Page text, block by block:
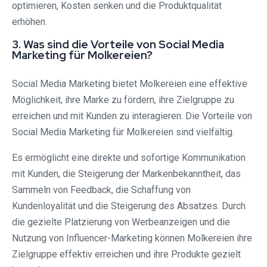
optimieren, Kosten senken und die Produktqualität
erhöhen.
3. Was sind die Vorteile von Social Media
Marketing für Molkereien?
Social Media Marketing bietet Molkereien eine effektive
Möglichkeit, ihre Marke zu fördern, ihre Zielgruppe zu
erreichen und mit Kunden zu interagieren. Die Vorteile von
Social Media Marketing für Molkereien sind vielfältig.
Es ermöglicht eine direkte und sofortige Kommunikation
mit Kunden, die Steigerung der Markenbekanntheit, das
Sammeln von Feedback, die Schaffung von
Kundenloyalität und die Steigerung des Absatzes. Durch
die gezielte Platzierung von Werbeanzeigen und die
Nutzung von Influencer-Marketing können Molkereien ihre
Zielgruppe effektiv erreichen und ihre Produkte gezielt